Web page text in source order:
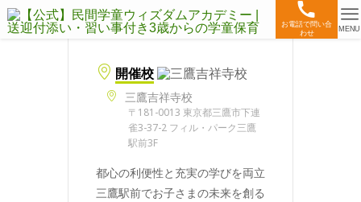
お電話で問い合
わせ
MENU
開催校
三鷹吉祥寺校
〒181-0013 東京都三鷹市下連
雀3-37-2 フィル・パーク三鷹
駅前3F
都心の利便性と充実の学びを両立
三鷹駅前でお子さまの未来を創る